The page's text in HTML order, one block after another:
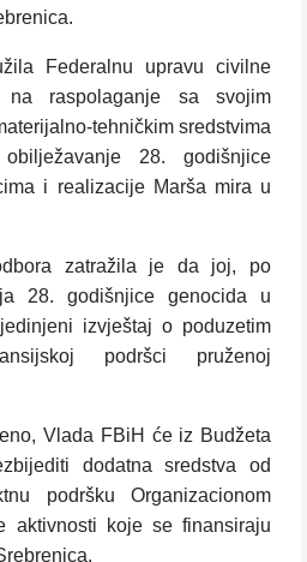
Federalnu upravu civilne
raspolaganje sa svojim
tehničkim sredstvima
28. godišnjice
i realizacije Marša mira u
zatražila je da joj, po
28. godišnjice genocida u
izvještaj o poduzetim
podršci pruženoj
Vlada FBiH će iz Budžeta
dodatna sredstva od
podršku Organizacionom
aktivnosti koje se finansiraju